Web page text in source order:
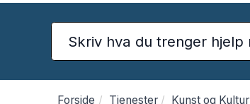
Forside Tjenester Kunst og Kultur